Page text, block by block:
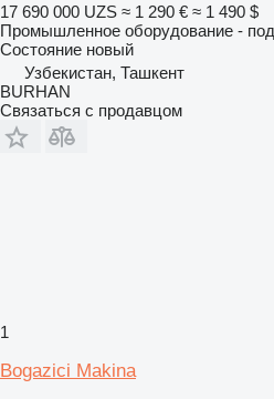
17 690 000 UZS ≈ 1 290 € ≈ 1 490 $
Промышленное оборудование -
Состояние новый
Узбекистан, Ташкент
BURHAN
Связаться с продавцом
1
Bogazici Makina